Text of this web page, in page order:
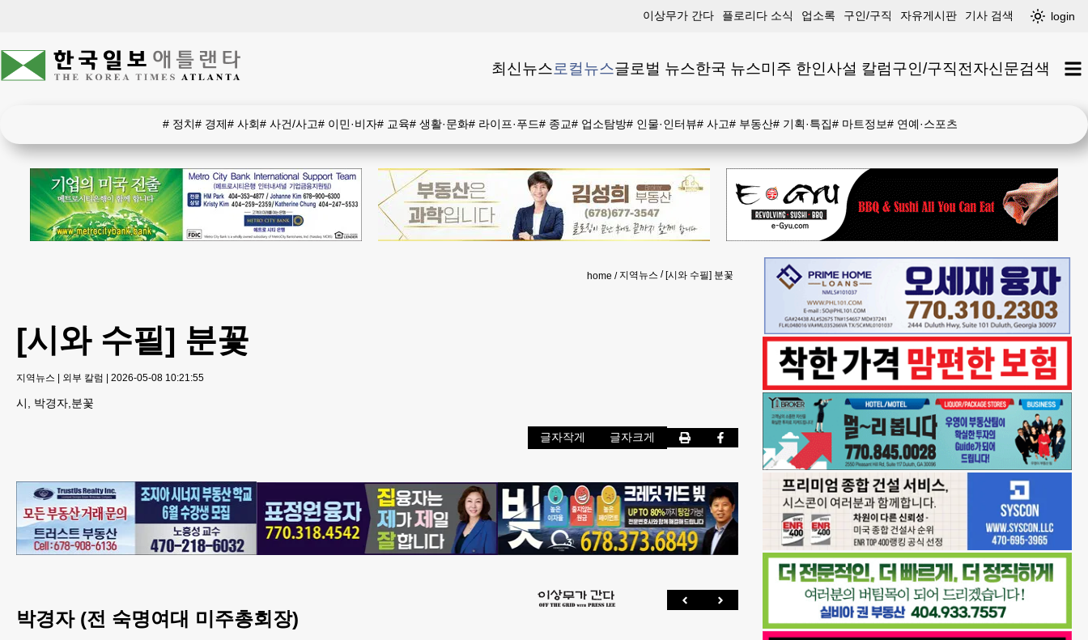
이상무가 간다 플로리다 소식 업소록 구인/구직 자유게시판 기사 검색 login
최신뉴스로컬뉴스글로벌 뉴스한국 뉴스미주 한인사설 칼럼구인/구직전자신문검색
# 정치# 경제# 사회# 사건/사고# 이민·비자# 교육# 생활·문화# 라이프·푸드# 종교# 업소탐방# 인물·인터뷰# 사고# 부동산# 기획·특집# 마트정보# 연예·스포츠
home 지역뉴스 [시와 수필] 분꽃
[시와 수필] 분꽃
지역뉴스 | 외부 칼럼 | 2026-05-08 10:21:55
시, 박경자,분꽃
글자작게 글자크게
박경자 (전 숙명여대 미주총회장)